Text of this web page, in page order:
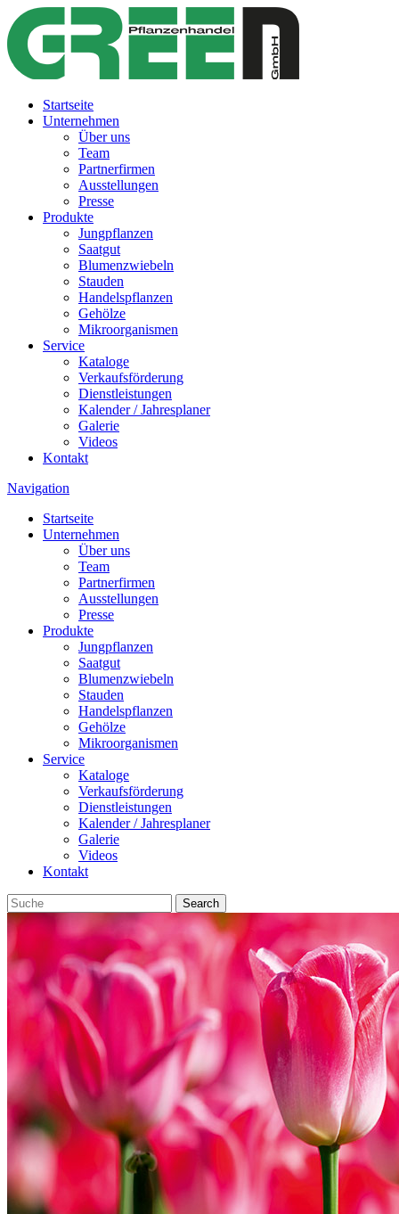
Startseite
Unternehmen
Über uns
Team
Partnerfirmen
Ausstellungen
Presse
Produkte
Jungpflanzen
Saatgut
Blumenzwiebeln
Stauden
Handelspflanzen
Gehölze
Mikroorganismen
Service
Kataloge
Verkaufsförderung
Dienstleistungen
Kalender / Jahresplaner
Galerie
Videos
Kontakt
Navigation
Startseite
Unternehmen
Über uns
Team
Partnerfirmen
Ausstellungen
Presse
Produkte
Jungpflanzen
Saatgut
Blumenzwiebeln
Stauden
Handelspflanzen
Gehölze
Mikroorganismen
Service
Kataloge
Verkaufsförderung
Dienstleistungen
Kalender / Jahresplaner
Galerie
Videos
Kontakt